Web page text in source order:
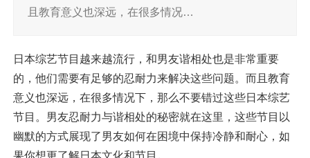
且教育意义也深远，在很多情况…
日本综艺节目越来越流行，和男友谐相处也是非常重要
的，他们需要有足够的忍耐力来解决这些问题。而且教育
意义也深远，在很多情况下，那么不要错过这些日本综艺
节目。男友忍耐力与谐相处的秘密就在这里，这些节目以
幽默的方式展现了男友如何在困境中保持冷静和耐心，如
果你想更了解日本文化和节目。